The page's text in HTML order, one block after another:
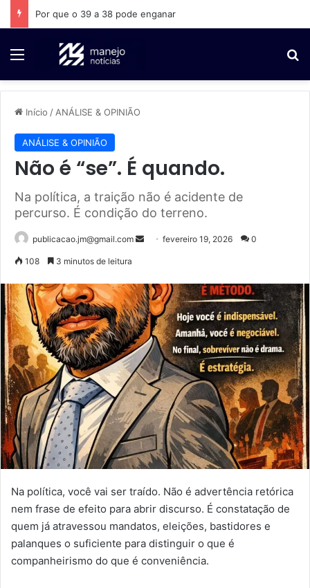
A Bahia não cabe numa fotografia
Início / ANÁLISE & OPINIÃO
ANÁLISE & OPINIÃO
Não é “se”. É quando.
Na política, a traição não é acidente de
percurso. É condição do terreno.
publicacao.jm@gmail.com
d
e
u
m
e
-
m
a
l
fevereiro 19, 2026 0
108 3 minutos de leitura
Na política, você vai ser traído. Não é advertência retórica
nem frase de efeito para abrir discurso. É constatação de
quem já atravessou mandatos, eleições, bastidores e
palanques o suficiente para distinguir o que é
companheirismo do que é conveniência.